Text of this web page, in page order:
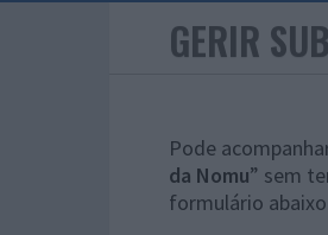
GERIR
Pode
da Nomu” sem
formulário abaixo.